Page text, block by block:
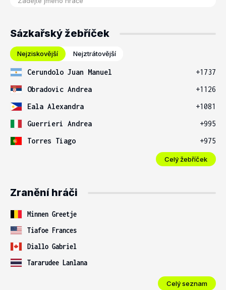
Sázkařský žebříček
Nejziskovější Nejztrátovější
Cerundolo Juan Manuel
+1737
Obradovic Andrea
+1126
Eala Alexandra
+1081
Guerrieri Andrea
+995
Torres Tiago
+975
Celý žebříček
Zranění hráči
Minnen Greetje
Tiafoe Frances
Diallo Gabriel
Tararudee Lanlana
Celý seznam